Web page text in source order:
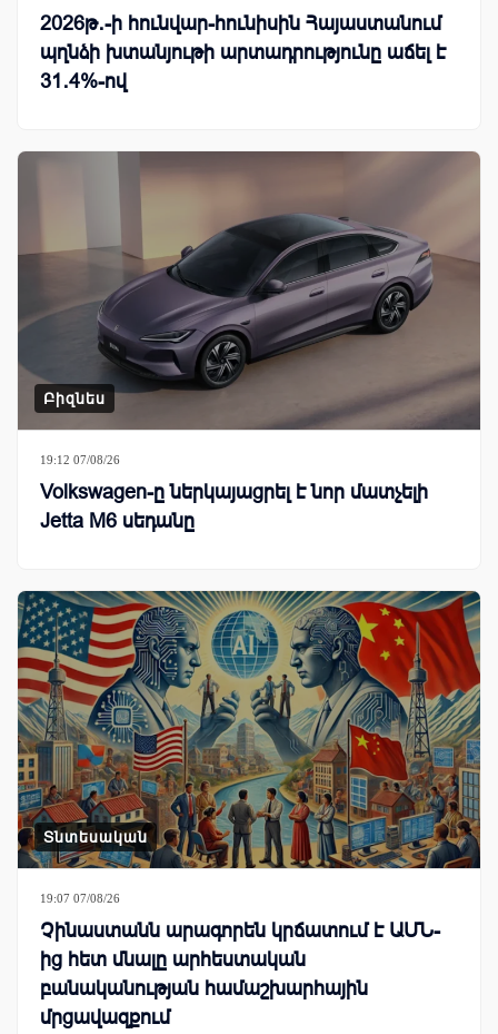
2026թ․-ի հունվար-հունիսին Հայաստանում
պղնձի խտանյութի արտադրությունը աճել է
31․4%-ով
Բիզնես
19:12 07/08/26
Volkswagen-ը ներկայացրել է նոր մատչելի
Jetta M6 սեդանը
Տնտեսական
19:07 07/08/26
Չինաստանն արագորեն կրճատում է ԱՄՆ-
ից հետ մնալը արհեստական
բանականության համաշխարհային
մրցավազքում